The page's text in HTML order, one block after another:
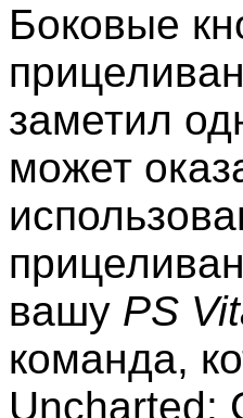
Боковые
заметил
может
вашу PS
команда,
Uncharted: